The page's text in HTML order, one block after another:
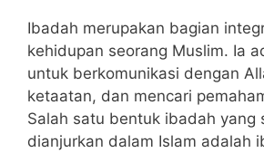
Ibadah merupakan bagian
kehidupan seorang Muslim. Ia
untuk berkomunikasi dengan
ketaatan, dan mencari
Salah satu bentuk ibadah yang
dianjurkan dalam Islam adalah